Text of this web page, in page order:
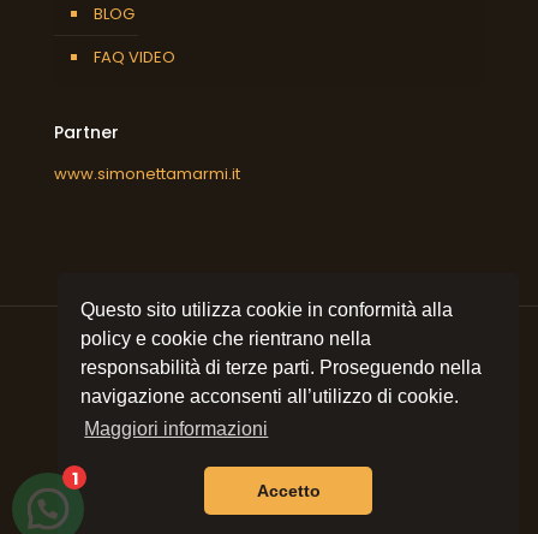
Questo sito utilizza cookie in conformità alla
policy e cookie che rientrano nella
responsabilità di terze parti. Proseguendo nella
navigazione acconsenti all’utilizzo di cookie.
Maggiori informazioni
Accetto
BLOG
FAQ VIDEO
Partner
www.simonettamarmi.it
© 2021 All rights reservedSimonetta Marmi srl| P.I.
09053320157 | Sito e posizionamento realizzato
Privacy e cookie policy|Mappa del sito
1